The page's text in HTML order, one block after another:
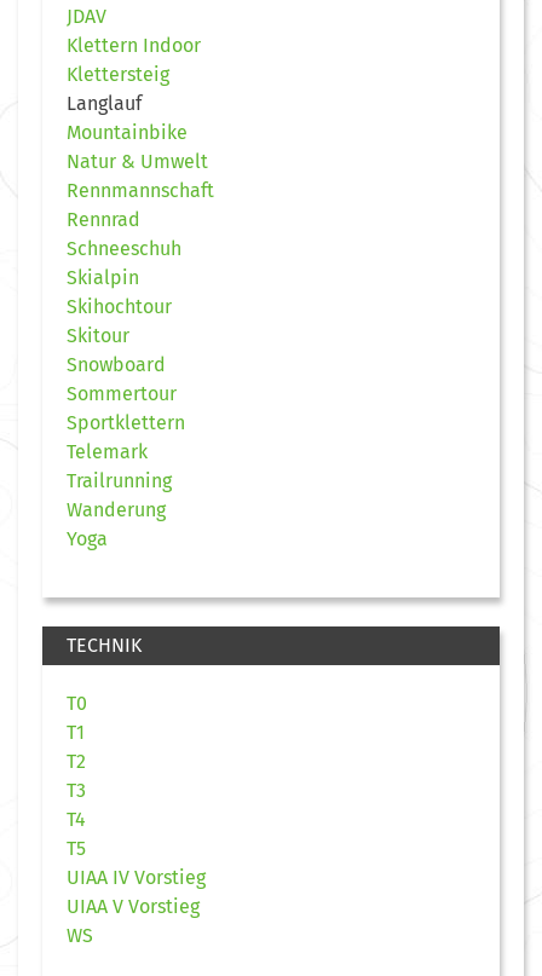
JDAV
Klettern Indoor
Klettersteig
Langlauf
Mountainbike
Natur & Umwelt
Rennmannschaft
Rennrad
Schneeschuh
Skialpin
Skihochtour
Skitour
Snowboard
Sommertour
Sportklettern
Telemark
Trailrunning
Wanderung
Yoga
TECHNIK
T0
T1
T2
T3
T4
T5
UIAA IV Vorstieg
UIAA V Vorstieg
WS